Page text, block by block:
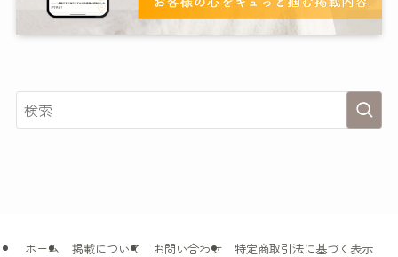
ホーム 掲載について お問い合わせ 特定商取引法に基づく表示